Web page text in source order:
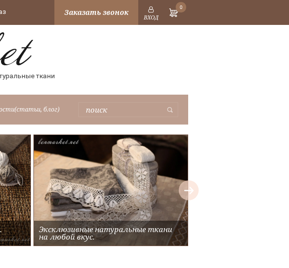
Заказать звонок
0
ткани
блог)
Эксклюзивные натуральные ткани
на любой вкус.